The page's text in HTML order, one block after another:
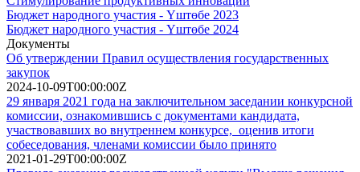
Бюджет народного участия - Үштөбе 2023
Бюджет народного участия - Үштөбе 2024
Документы
Об утверждении Правил осуществления государственных
закупок
2024-10-09T00:00:00Z
29 января 2021 года на заключительном заседании конкурсной
комиссии, ознакомившись с документами кандидата,
участвовавших во внутреннем конкурсе, оценив итоги
собеседования, членами комиссии было принято
2021-01-29T00:00:00Z